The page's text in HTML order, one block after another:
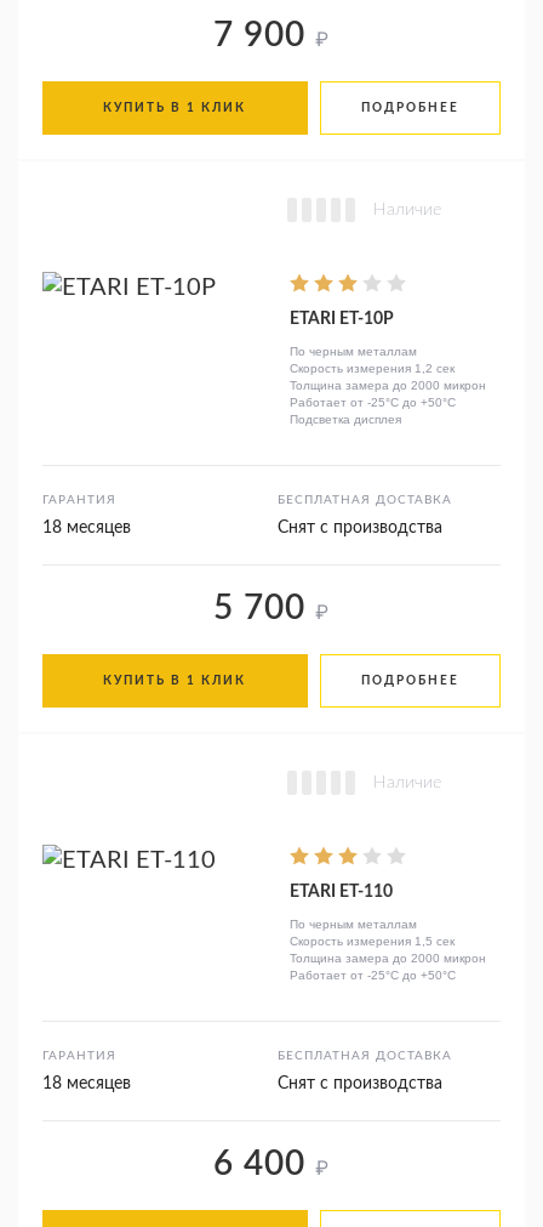
7 900 ₽
КУПИТЬ В 1 КЛИК ПОДРОБНЕЕ
Наличие
ETARI ЕТ-10Р
По черным металлам
Скорость измерения 1,2 сек
Толщина замера до 2000 микрон
Работает от -25°C до +50°C
Подсветка дисплея
ГАРАНТИЯ
18 месяцев
БЕСПЛАТНАЯ ДОСТАВКА
Снят с производства
5 700 ₽
КУПИТЬ В 1 КЛИК ПОДРОБНЕЕ
Наличие
ETARI ET-110
По черным металлам
Скорость измерения 1,5 сек
Толщина замера до 2000 микрон
Работает от -25°C до +50°C
ГАРАНТИЯ
18 месяцев
БЕСПЛАТНАЯ ДОСТАВКА
Снят с производства
6 400 ₽